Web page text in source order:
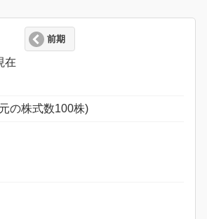
前期
在
の株式数100株)